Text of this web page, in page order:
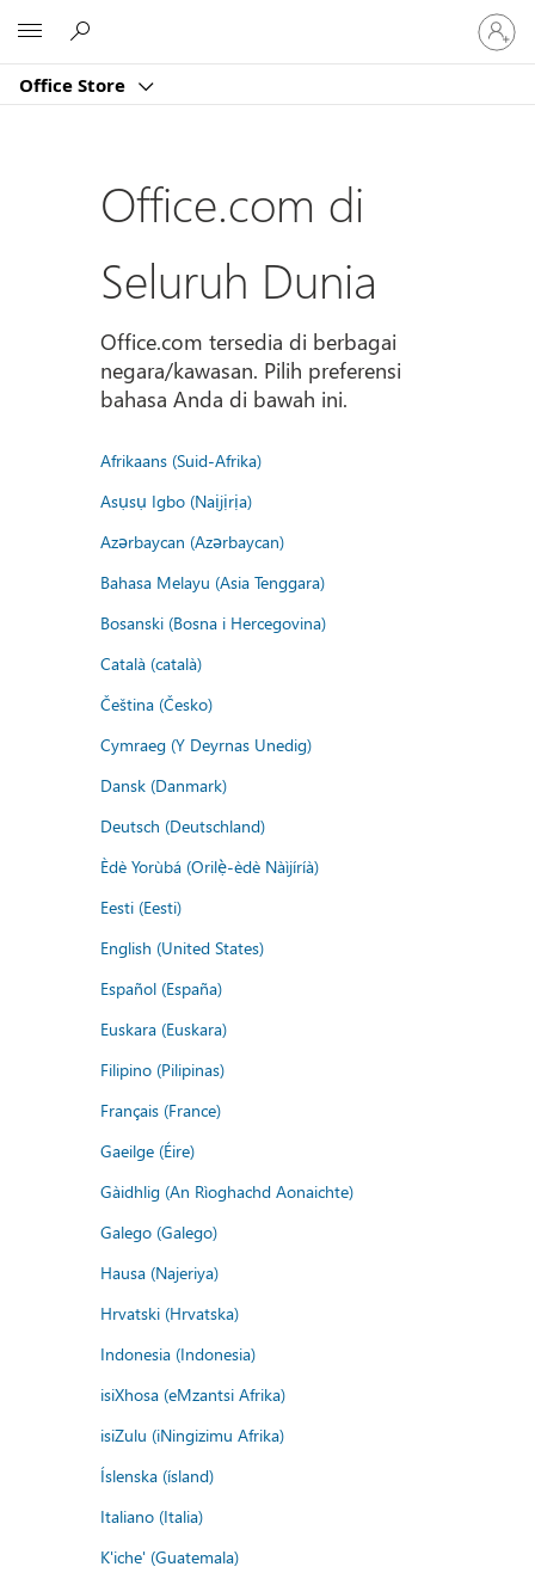
Office Store
Masuk
ke
akun
Office.com di
Seluruh Dunia
Office.com tersedia di berbagai
negara/kawasan. Pilih preferensi
bahasa Anda di bawah ini.
Afrikaans (Suid-Afrika)
Asụsụ Igbo (Naịjịrịa)
Azərbaycan (Azərbaycan)
Bahasa Melayu (Asia Tenggara)
Bosanski (Bosna i Hercegovina)
Català (català)
Čeština (Česko)
Cymraeg (Y Deyrnas Unedig)
Dansk (Danmark)
Deutsch (Deutschland)
Èdè Yorùbá (Orilẹ̀-èdè Nàìjíríà)
Eesti (Eesti)
English (United States)
Español (España)
Euskara (Euskara)
Filipino (Pilipinas)
Français (France)
Gaeilge (Éire)
Gàidhlig (An Rìoghachd Aonaichte)
Galego (Galego)
Hausa (Najeriya)
Hrvatski (Hrvatska)
Indonesia (Indonesia)
isiXhosa (eMzantsi Afrika)
isiZulu (iNingizimu Afrika)
Íslenska (ísland)
Italiano (Italia)
K'iche' (Guatemala)